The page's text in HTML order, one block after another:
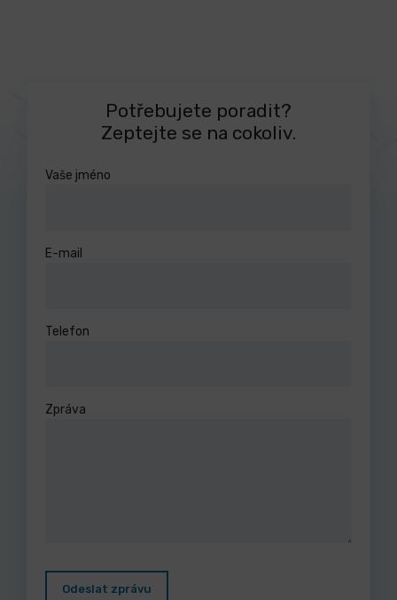
Potřebujete poradit?
Zeptejte se na cokoliv.
Vaše jméno
E-mail
Telefon
Zpráva
Odeslat zprávu